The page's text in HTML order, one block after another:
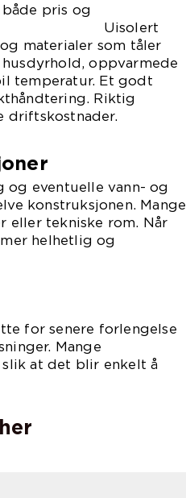
pris og
materialer som tåler
oppvarmede
temperatur. Et godt
Riktig
driftskostnader.
og eventuelle vann- og
konstruksjonen. Mange
eller tekniske rom. Når
helhetlig og
for senere forlengelse
Mange
at det blir enkelt å